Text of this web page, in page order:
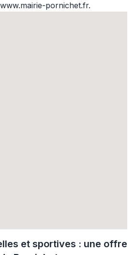
pornichet.fr.
et sportives : une offre